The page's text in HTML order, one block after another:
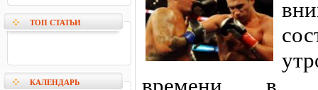
ТОП СТАТЬИ
КАЛЕНДАРЬ